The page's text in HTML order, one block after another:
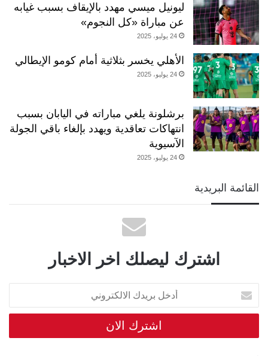
ليونيل ميسي مهدد بالإيقاف بسبب غيابه
عن مباراة «كل النجوم»
24 يوليو، 2025
الأهلي يخسر بثلاثية أمام كومو الإيطالي
24 يوليو، 2025
برشلونة يلغي مباراته في اليابان بسبب
انتهاكات تعاقدية ويهدد بإلغاء باقي الجولة
الآسيوية
24 يوليو، 2025
القائمة البريدية
اشترك ليصلك اخر الاخبار
أدخل
بريدك
الالكتروني